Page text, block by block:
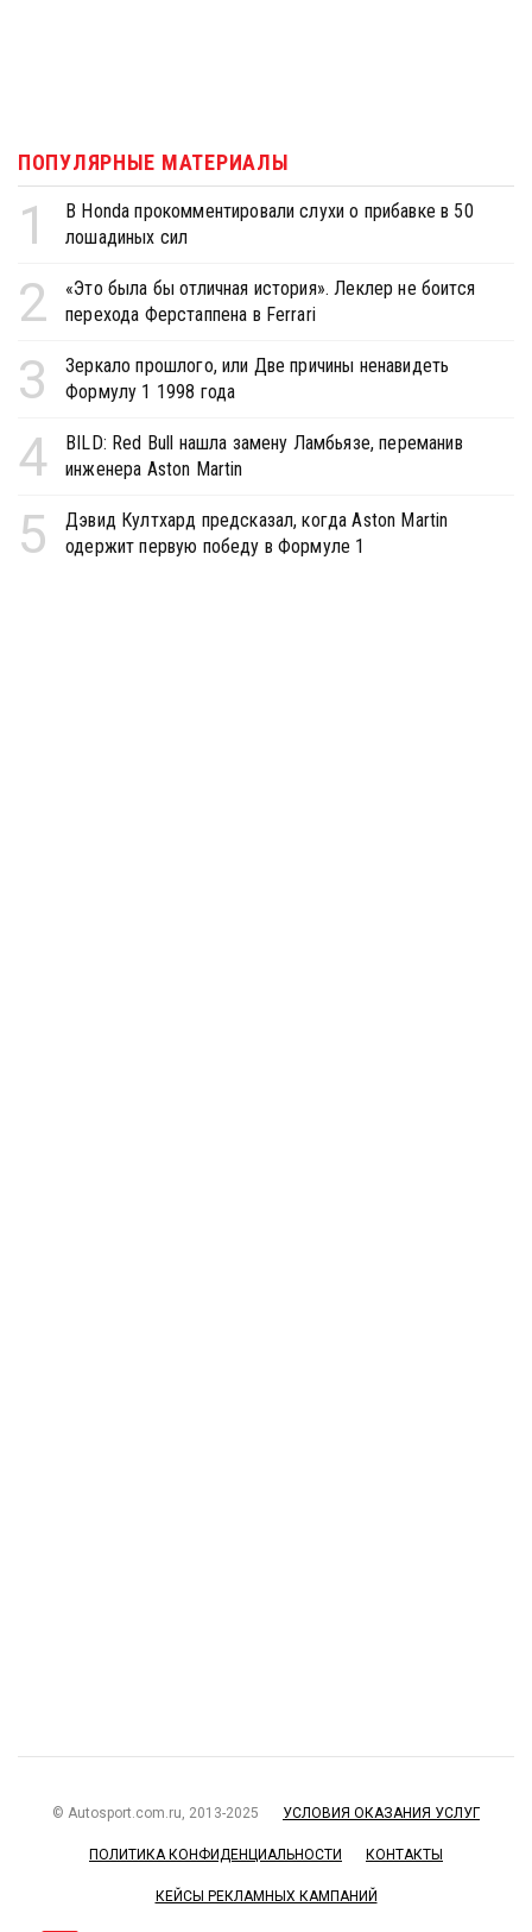
ПОПУЛЯРНЫЕ МАТЕРИАЛЫ
1
В Honda прокомментировали слухи о прибавке в 50
лошадиных сил
2
«Это была бы отличная история». Леклер не боится
перехода Ферстаппена в Ferrari
3
Зеркало прошлого, или Две причины ненавидеть
Формулу 1 1998 года
4
BILD: Red Bull нашла замену Ламбьязе, переманив
инженера Aston Martin
5
Дэвид Култхард предсказал, когда Aston Martin
одержит первую победу в Формуле 1
© Autosport.com.ru, 2013-2025 УСЛОВИЯ ОКАЗАНИЯ УСЛУГ
ПОЛИТИКА КОНФИДЕНЦИАЛЬНОСТИ КОНТАКТЫ
КЕЙСЫ РЕКЛАМНЫХ КАМПАНИЙ